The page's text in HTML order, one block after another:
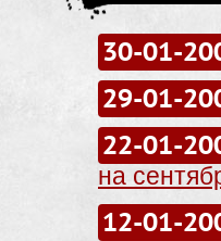
30-01-
29-01-
22-01-
на
12-01-